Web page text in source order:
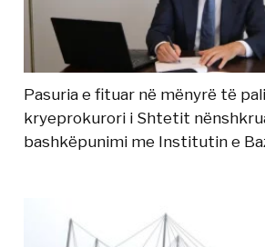
Pasuria e fituar në mënyrë të
kryeprokurori i Shtetit
bashkëpunimi me Institutin e